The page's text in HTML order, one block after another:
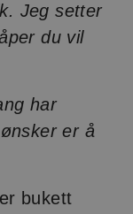
Jeg setter
du vil
har
er å
bukett